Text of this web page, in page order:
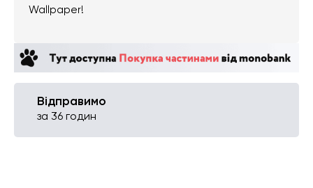
Wallpaper!
Відправимо
за 36 годин